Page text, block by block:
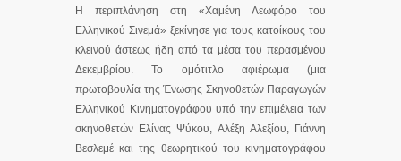
Η περιπλάνηση στη «Χαμένη Λεωφόρο του
Ελληνικού Σινεμά» ξεκίνησε για τους κατοίκους του
κλεινού άστεως ήδη από τα μέσα του περασμένου
Δεκεμβρίου. Το ομότιτλο αφιέρωμα (μια
πρωτοβουλία της Ένωσης Σκηνοθετών Παραγωγών
Ελληνικού Κινηματογράφου υπό την επιμέλεια των
σκηνοθετών Ελίνας Ψύκου, Αλέξη Αλεξίου, Γιάννη
Βεσλεμέ και της θεωρητικού του κινηματογράφου